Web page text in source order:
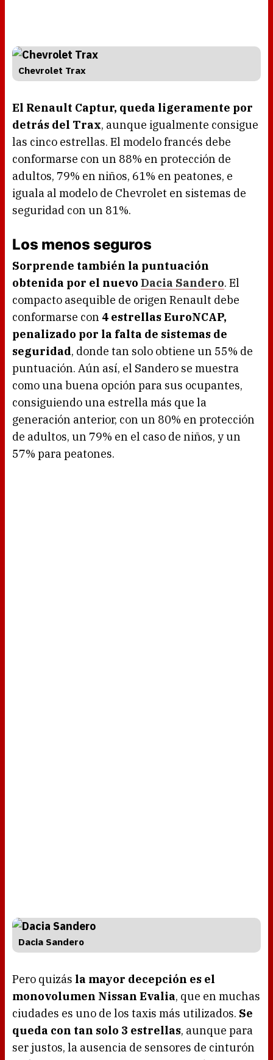
Chevrolet Trax
El Renault Captur, queda ligeramente por
detrás del Trax, aunque igualmente consigue
las cinco estrellas. El modelo francés debe
conformarse con un 88% en protección de
adultos, 79% en niños, 61% en peatones, e
iguala al modelo de Chevrolet en sistemas de
seguridad con un 81%.
Los menos seguros
Sorprende también la puntuación
obtenida por el nuevo Dacia Sandero. El
compacto asequible de origen Renault debe
conformarse con 4 estrellas EuroNCAP,
penalizado por la falta de sistemas de
seguridad, donde tan solo obtiene un 55% de
puntuación. Aún así, el Sandero se muestra
como una buena opción para sus ocupantes,
consiguiendo una estrella más que la
generación anterior, con un 80% en protección
de adultos, un 79% en el caso de niños, y un
57% para peatones.
Dacia Sandero
Pero quizás la mayor decepción es el
monovolumen Nissan Evalia, que en muchas
ciudades es uno de los taxis más utilizados. Se
queda con tan solo 3 estrellas, aunque para
ser justos, la ausencia de sensores de cinturón